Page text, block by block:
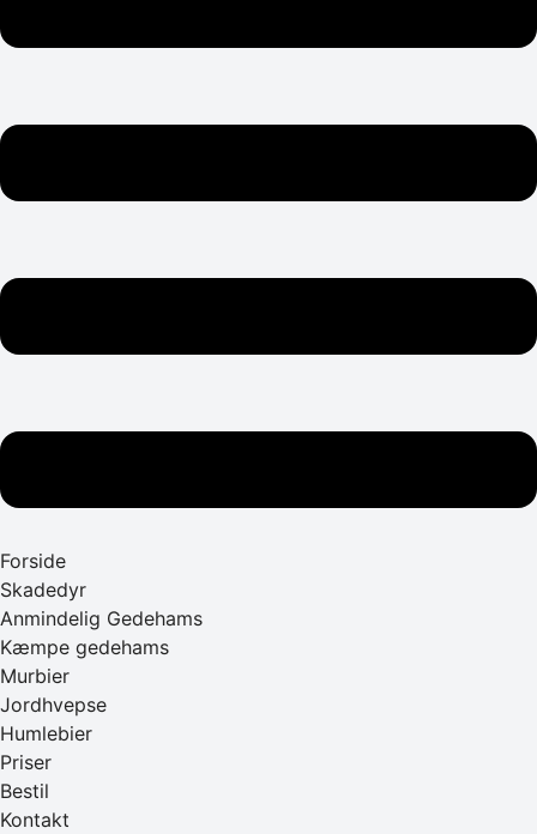
Forside
Skadedyr
Anmindelig Gedehams
Kæmpe gedehams
Murbier
Jordhvepse
Humlebier
Priser
Bestil
Kontakt